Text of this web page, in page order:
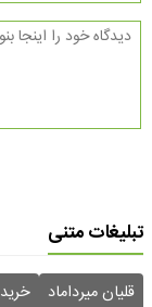
تبلیغات متنی
قلیان میرداماد خرید nft